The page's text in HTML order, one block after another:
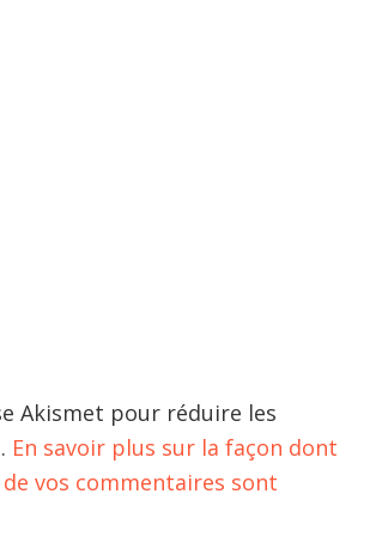
Akismet pour réduire les
En savoir plus sur la façon dont
de vos commentaires sont